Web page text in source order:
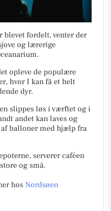
blevet fordelt, venter der
og lærerige
opleve de populære
hvor I kan få et helt
dyr.
slippes løs i værftet og i
andet kan laves og
af balloner med hjælp fra
serverer caféen
og små.
hos Nordsøen